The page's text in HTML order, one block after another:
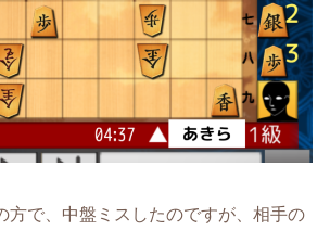
方で、中盤ミスしたのですが、相手の